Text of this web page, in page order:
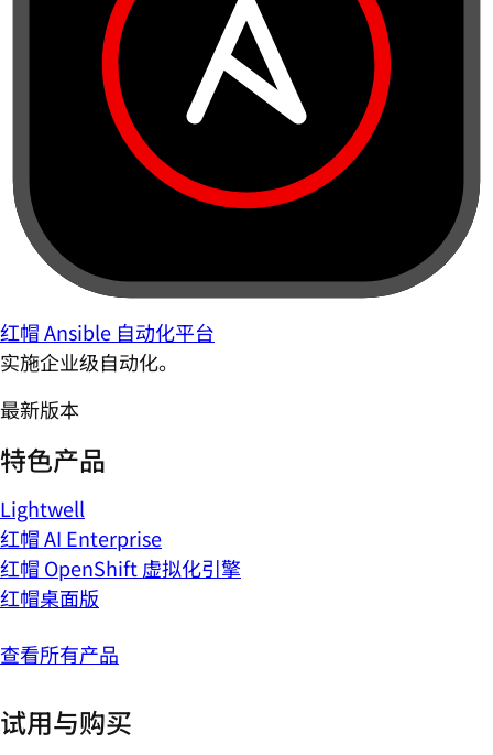
红帽 Ansible 自动化平台
实施企业级自动化。
最新版本
特色产品
Lightwell
红帽 AI Enterprise
红帽 OpenShift 虚拟化引擎
红帽桌面版
查看所有产品
试用与购买